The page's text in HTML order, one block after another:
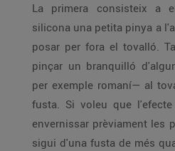
La primera consisteix a
silicona una petita pinya a
posar per fora el tovalló.
pinçar un branquilló
per exemple romaní— al
fusta. Si voleu que
envernissar prèviament les
sigui d'una fusta de més